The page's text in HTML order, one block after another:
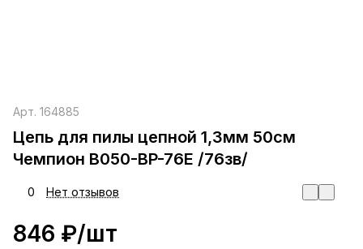
Арт. 164885
Цепь для пилы цепной 1,3мм 50см
Чемпион B050-BP-76E /76зв/
0 Нет отзывов
846 ₽/шт